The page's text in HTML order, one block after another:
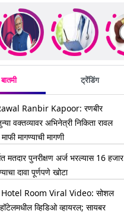
ट्रेंडिंग
Ranbir Kapoor: रणबीर
वक्तव्यावर अभिनेत्री निकिता रावल
मागण्याची मागणी
मतदार पुनरीक्षण अर्ज भरल्यास 16 हजार
दावा पूर्णपणे खोटा
Room Viral Video: सोशल
हॉटेलमधील व्हिडिओ व्हायरल; सायबर